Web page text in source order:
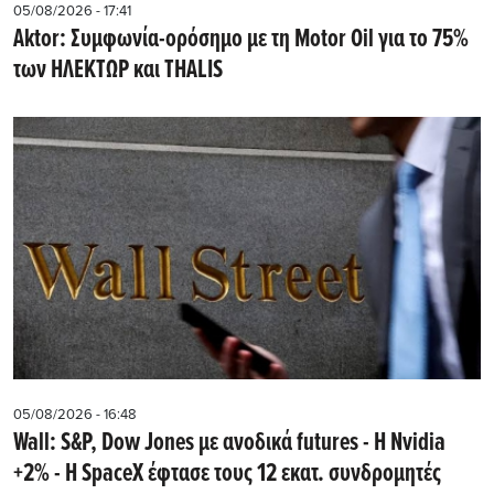
05/08/2026 - 17:41
Aktor: Συμφωνία-ορόσημο με τη Motor Oil για το 75%
των ΗΛΕΚΤΩΡ και THALIS
05/08/2026 - 16:48
Wall: S&P, Dow Jones με ανοδικά futures - Η Nvidia
+2% - Η SpaceX έφτασε τους 12 εκατ. συνδρομητές